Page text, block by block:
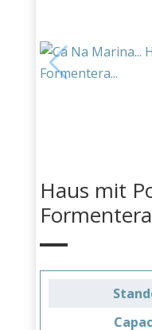
Haus mit
Formentera